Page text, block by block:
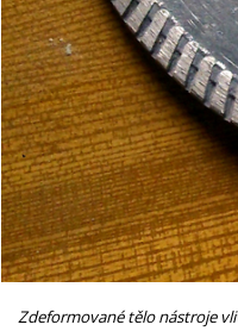
Zdeformované tělo nástroje